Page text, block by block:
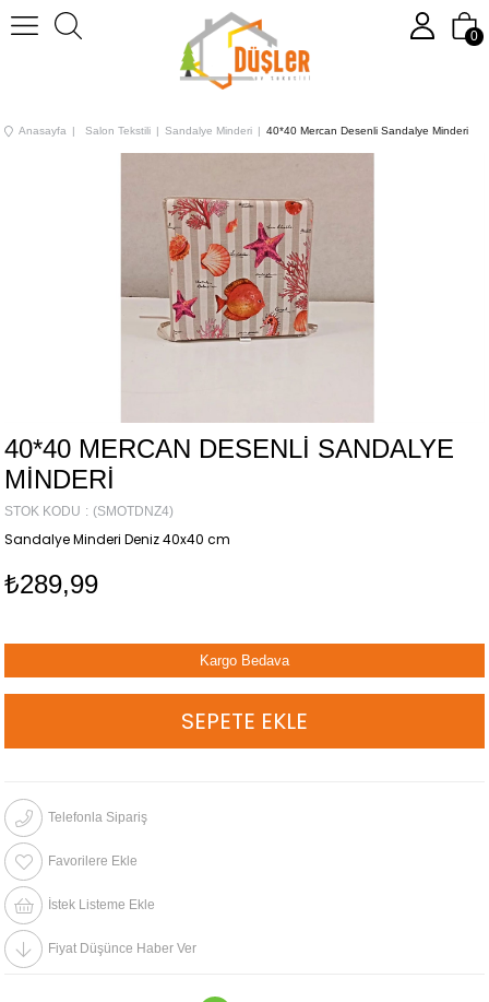
0
Anasayfa Salon Tekstili Sandalye Minderi 40*40 Mercan Desenli Sandalye Minderi
40*40 MERCAN DESENLI SANDALYE
MINDERI
STOK KODU (SMOTDNZ4)
Sandalye Minderi Deniz 40x40 cm
₺289,99
Kargo Bedava
Telefonla Sipariş
Favorilere Ekle
İstek Listeme Ekle
Fiyat Düşünce Haber Ver